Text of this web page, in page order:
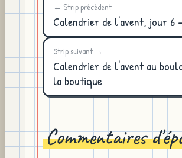
← Strip précédent
Calendrier de l'avent, jour 6
Strip suivant →
Calendrier de l'avent au
la boutique
Commentaires